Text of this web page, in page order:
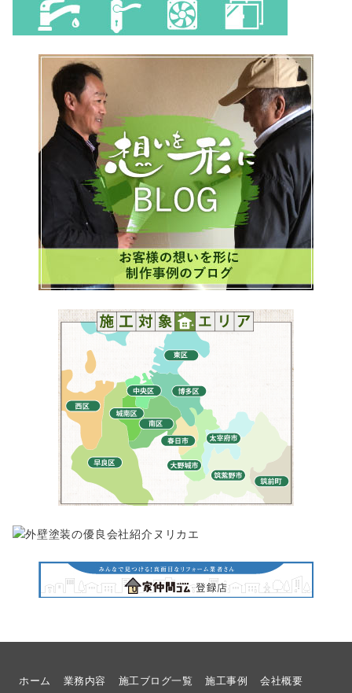
ホーム 業務内容 施工ブログ一覧 施工事例 会社概要